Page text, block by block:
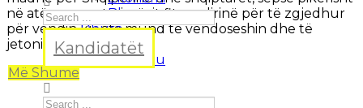
Blog
Dhuro
Ide
Anetaresohu
Kandidatët
në atë moment njerëzit fituan lirinë për të zgjedhur
për vendin ku ata mund të vendoseshin dhe të
jetonin më mirë.
Më Shumë